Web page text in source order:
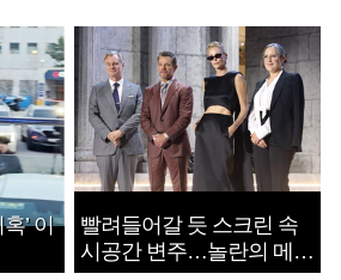
’ 이
빨려들어갈 듯 스크린 속
시공간 변주…놀란의 메시